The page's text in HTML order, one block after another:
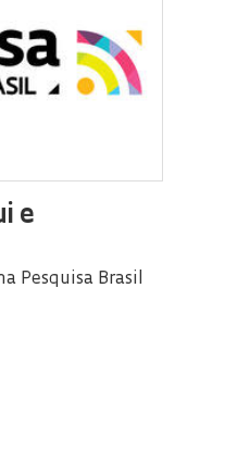
e
Pesquisa Brasil